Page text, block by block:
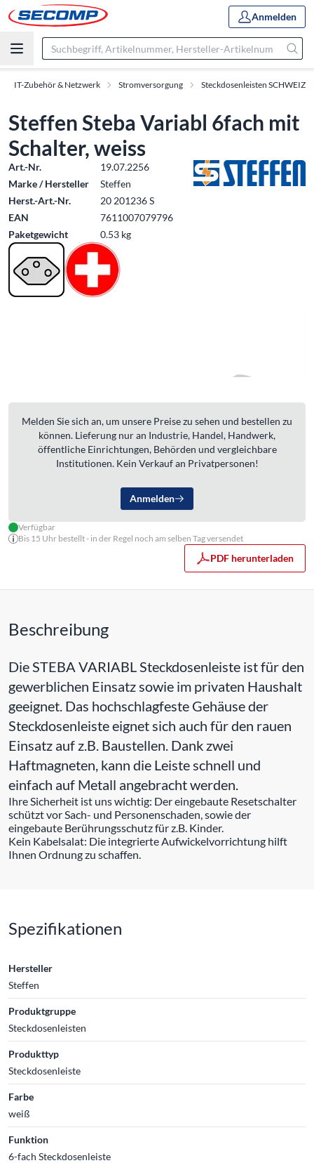
Anmelden
IT-Zubehör & Netzwerk Stromversorgung Steckdosenleisten SCHWEIZ
Steffen Steba Variabl 6fach mit
Schalter, weiss
Art.-Nr.
19.07.2256
Marke / Hersteller
Steffen
Herst.-Art.-Nr.
20 201236 S
EAN
7611007079796
Paketgewicht
0.53 kg
Melden Sie sich an, um unsere Preise zu sehen und bestellen zu
können. Lieferung nur an Industrie, Handel, Handwerk,
öffentliche Einrichtungen, Behörden und vergleichbare
Institutionen. Kein Verkauf an Privatpersonen!
Anmelden
Verfügbar
Bis 15 Uhr bestellt - in der Regel noch am selben Tag versendet
PDF herunterladen
Beschreibung
Die STEBA VARIABL Steckdosenleiste ist für den
gewerblichen Einsatz sowie im privaten Haushalt
geeignet. Das hochschlagfeste Gehäuse der
Steckdosenleiste eignet sich auch für den rauen
Einsatz auf z.B. Baustellen. Dank zwei
Haftmagneten, kann die Leiste schnell und
einfach auf Metall angebracht werden.
Ihre Sicherheit ist uns wichtig: Der eingebaute Resetschalter
schützt vor Sach- und Personenschaden, sowie der
eingebaute Berührungsschutz für z.B. Kinder.
Kein Kabelsalat: Die integrierte Aufwickelvorrichtung hilft
Ihnen Ordnung zu schaffen.
Spezifikationen
Hersteller
Steffen
Produktgruppe
Steckdosenleisten
Produkttyp
Steckdosenleiste
Farbe
weiß
Funktion
6-fach Steckdosenleiste